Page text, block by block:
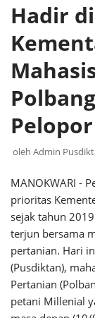
Hadir
Pelopor
oleh Admin
MANOKWARI -
prioritas
sejak tahun
terjun bersama
pertanian. Hari
(Pusdiktan),
Pertanian
petani Millenial